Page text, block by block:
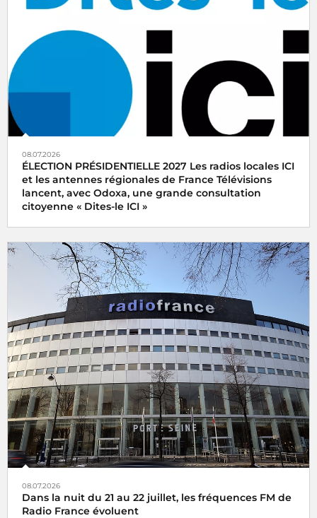
08.07.2026
ÉLECTION PRÉSIDENTIELLE 2027 Les radios locales ICI
et les antennes régionales de France Télévisions
lancent, avec Odoxa, une grande consultation
citoyenne « Dites-le ICI »
08.07.2026
Dans la nuit du 21 au 22 juillet, les fréquences FM de
Radio France évoluent